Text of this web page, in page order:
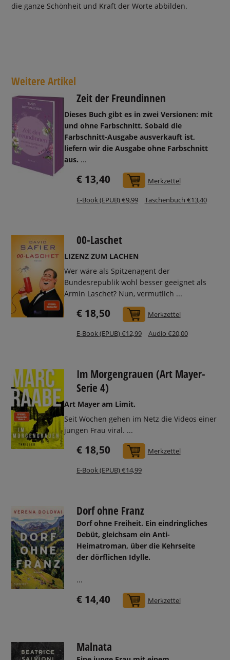
die ganze Schönheit und Kraft der Worte abbilden.
Weitere Artikel
Zeit der Freundinnen
Dieses Buch gibt es in zwei Versionen: mit
und ohne Farbschnitt. Sobald die
Farbschnitt-Ausgabe ausverkauft ist,
liefern wir die Ausgabe ohne Farbschnitt
aus. ...
€ 13,40 In den Warenkorb
Merkzettel
E-Book (EPUB) €9,99 Taschenbuch €13,40
00-Laschet
LIZENZ ZUM LACHEN
Wer wäre als Spitzenagent der
Bundesrepublik wohl besser geeignet als
Armin Laschet? Nun, vermutlich ...
€ 18,50 In den Warenkorb
Merkzettel
E-Book (EPUB) €12,99 Audio €20,00
Im Morgengrauen (Art Mayer-
Serie 4)
Art Mayer am Limit.
Seit Wochen gehen im Netz die Videos einer
jungen Frau viral. ...
€ 18,50 In den Warenkorb
Merkzettel
E-Book (EPUB) €14,99
Dorf ohne Franz
Dorf ohne Freiheit. Ein eindringliches
Debüt, gleichsam ein Anti-
Heimatroman, über die Kehrseite
der dörflichen Idylle.
...
€ 14,40 In den Warenkorb
Merkzettel
Malnata